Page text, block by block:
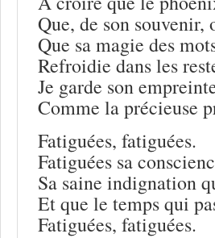
Que, de son souvenir,
Que sa magie des
Refroidie dans les
Je garde son
Comme la précieuse
Fatiguées, fatiguées.
Fatiguées sa
Sa saine indignation
Et que le temps qui
Fatiguées, fatiguées.